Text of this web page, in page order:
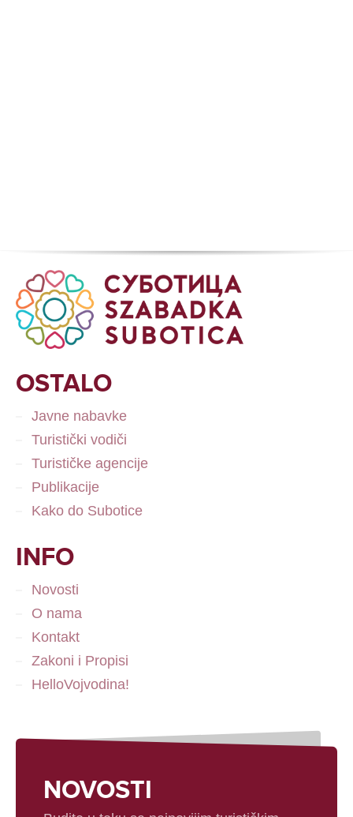
OSTALO
Javne nabavke
Turistički vodiči
Turističke agencije
Publikacije
Kako do Subotice
INFO
Novosti
O nama
Kontakt
Zakoni i Propisi
HelloVojvodina!
NOVOSTI